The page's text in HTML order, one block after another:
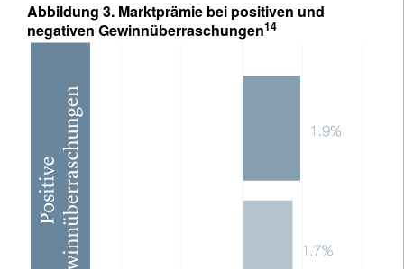
Abbildung 3. Marktprämie bei positiven und
negativen Gewinnüberraschungen14